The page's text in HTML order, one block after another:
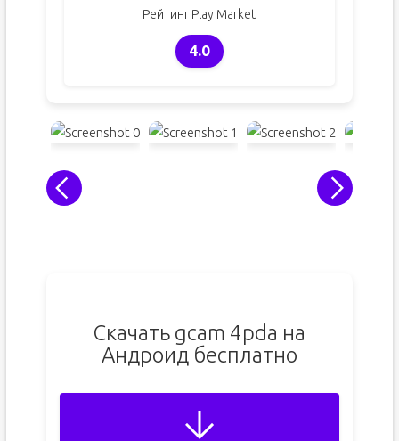
Рейтинг Play Market
4.0
Скачать gcam 4pda на
Андроид бесплатно